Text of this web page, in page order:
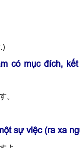
có mục đích,
。
sự việc (ra xa